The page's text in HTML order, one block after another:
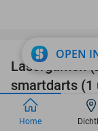
Lasergamen
smartdarts (1
Fun Center
Wormerveer
OPEN
Home